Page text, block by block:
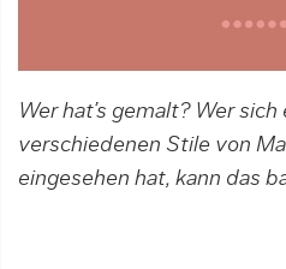
Wer hat’s gemalt? Wer
verschiedenen Stile von
eingesehen hat, kann das